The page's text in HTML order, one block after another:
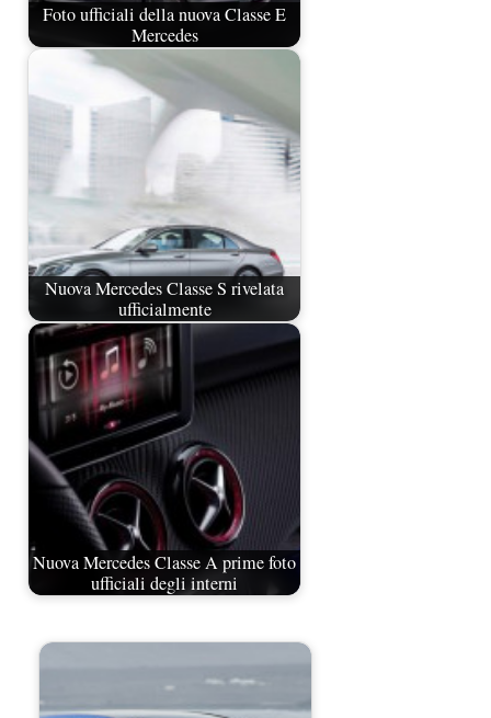
Foto ufficiali della nuova Classe E
Mercedes
Nuova Mercedes Classe S rivelata
ufficialmente
Nuova Mercedes Classe A prime foto
ufficiali degli interni